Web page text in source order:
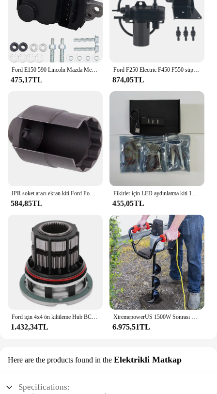
Ford E150 590 Lincoln Mazda Mercury için F150-F550-001 yakıt pompası sürücü modülü 6H1470 FD1002 4C2A-9D372-BA
475,17TL
Ford F250 Electric F450 F550 süper görev için elektrikli vakum pompası F650 excurgezi E-350 E-450 Dodge Ram 2500 3500 6C3Z2A451A
874,05TL
IPR soket aracı ekran kiti Ford Powerstroke 6.0L F-250 F-350 süper görev gezisi E-350-değiştirir 3C3Z9H529A, 904-415
584,85TL
Fikirler için LED aydınlatma kiti 10302 Optimus Prime Autobot yapı taşı tuğla uzaktan kumanda (sadece ışık yok model)
455,05TL
Ford için 4x4 ön kilitleme Hub BC3Z3B396B F250 Ford F450 F550 süper görev 2005-2016 4WD araba aksesuarları 1 adet
1.432,34TL
XtremepowerUS 1500W Sonrası Delik Kazıcı Toprak Burgu Delik Kazıcı Elektrikli Burgu Kazma Araçları with6 "Kazma Burgu Ucu Matkap Ucu Seti
6.975,51TL
Here are the products found in the Elektrikli Matkap
Specifications: